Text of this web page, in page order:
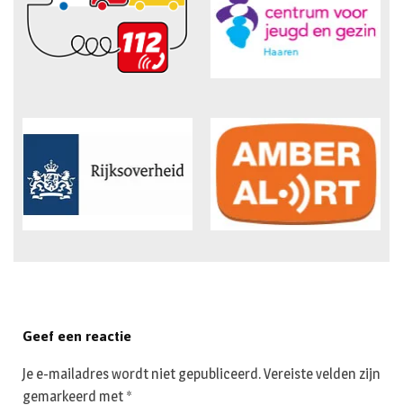
Geef een reactie
Je e-mailadres wordt niet gepubliceerd.Vereiste velden zijn
gemarkeerd met *